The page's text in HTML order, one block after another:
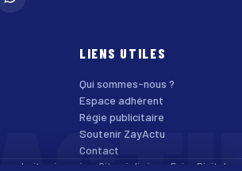
LIENS UTILES
Qui sommes-nous ?
Espace adhérent
Régie publicitaire
Soutenir ZayActu
Contact
droits réservés. · Site réalisé par Enjoy Digital